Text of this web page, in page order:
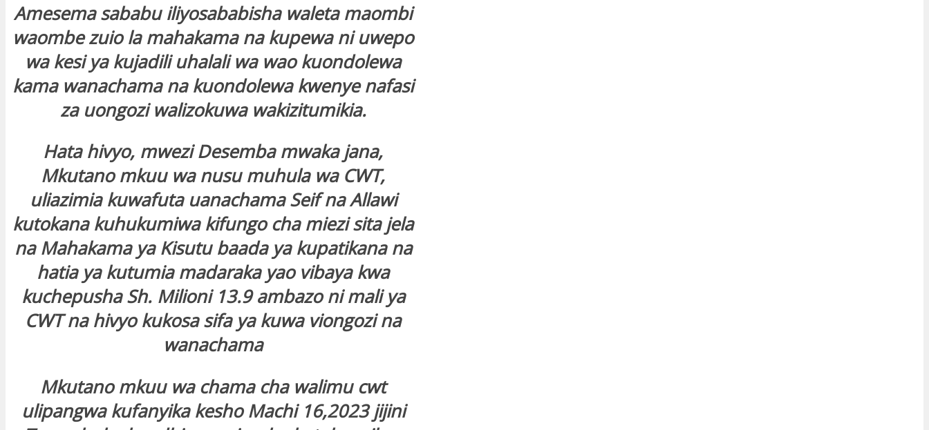
Amesema sababu iliyosababisha waleta maombi
waombe zuio la mahakama na kupewa ni uwepo
wa kesi ya kujadili uhalali wa wao kuondolewa
kama wanachama na kuondolewa kwenye nafasi
za uongozi walizokuwa wakizitumikia.
Hata hivyo, mwezi Desemba mwaka jana,
Mkutano mkuu wa nusu muhula wa CWT,
uliazimia kuwafuta uanachama Seif na Allawi
kutokana kuhukumiwa kifungo cha miezi sita jela
na Mahakama ya Kisutu baada ya kupatikana na
hatia ya kutumia madaraka yao vibaya kwa
kuchepusha Sh. Milioni 13.9 ambazo ni mali ya
CWT na hivyo kukosa sifa ya kuwa viongozi na
wanachama
Mkutano mkuu wa chama cha walimu cwt
ulipangwa kufanyika kesho Machi 16,2023 jijini